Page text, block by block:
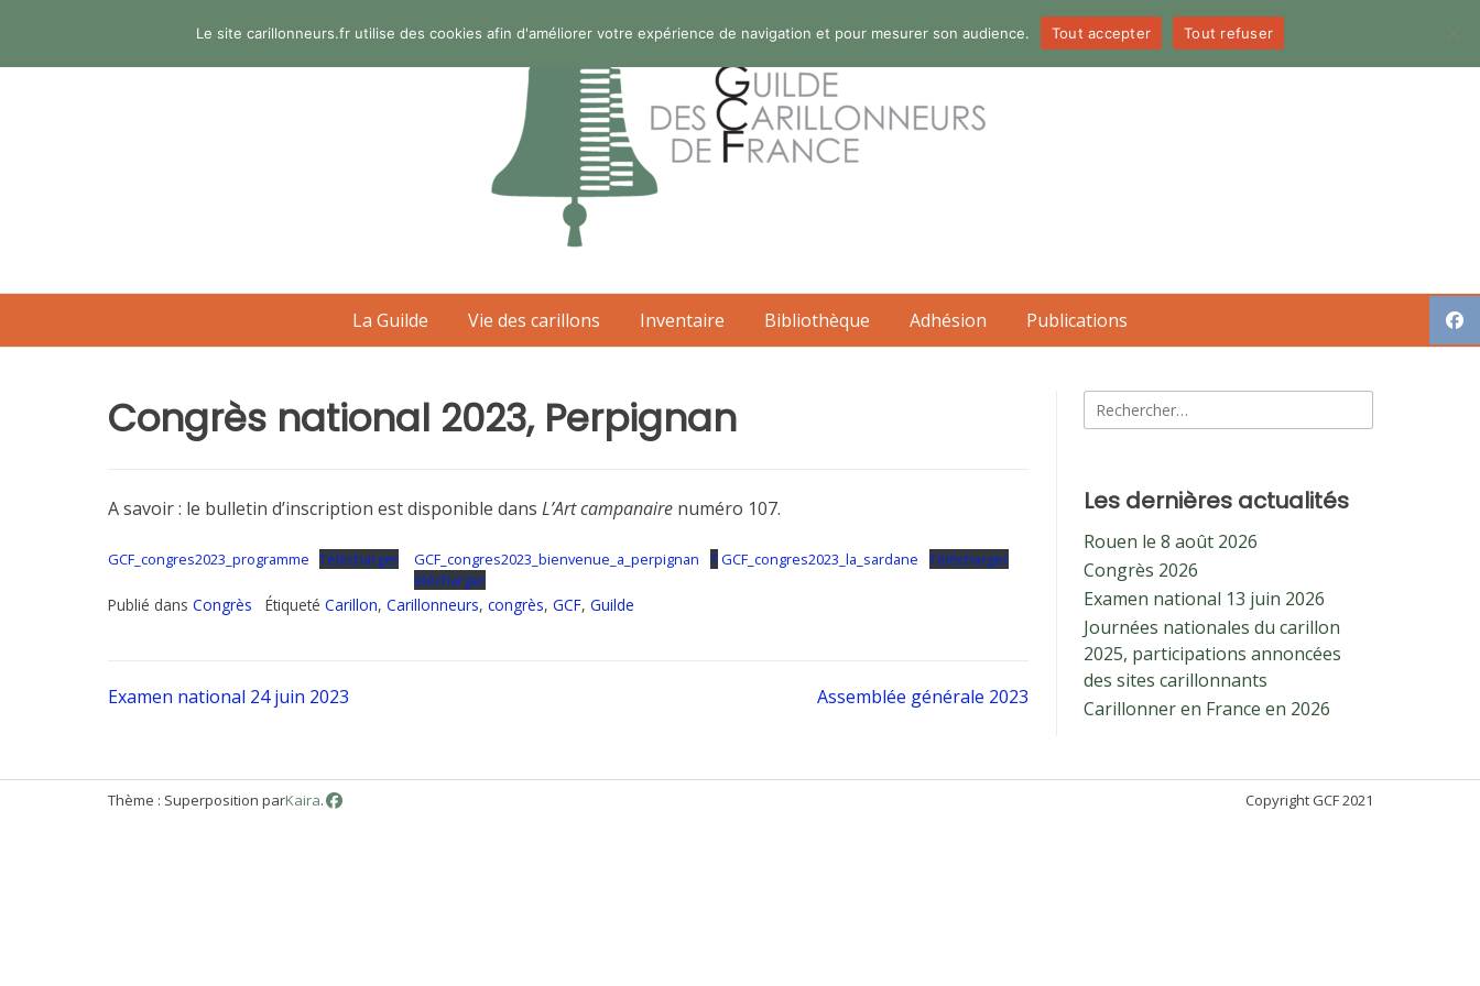
contenu
La Guilde Vie des carillons Inventaire Bibliothèque Adhésion Publications
Congrès national 2023, Perpignan
A savoir : le bulletin d’inscription est disponible dans L’Art campanaire numéro 107.
GCF_congres2023_programme Télécharger GCF_congres2023_bienvenue_a_perpignan
T
élécharger
GCF_congres2023_la_sardane Télécharger
Publié dans Congrès Étiqueté Carillon, Carillonneurs, congrès, GCF, Guilde
Navigation
l’article
Examen national 24 juin 2023 Assemblée générale 2023
Rechercher :
Les dernières actualités
Rouen le 8 août 2026
Congrès 2026
Examen national 13 juin 2026
Journées nationales du carillon
2025, participations annoncées
des sites carillonnants
Carillonner en France en 2026
Thème : Superposition parKaira. Copyright GCF 2021
Le site carillonneurs.fr utilise des cookies afin d'améliorer votre expérience de navigation et pour mesurer son audience. Tout accepter Tout refuser